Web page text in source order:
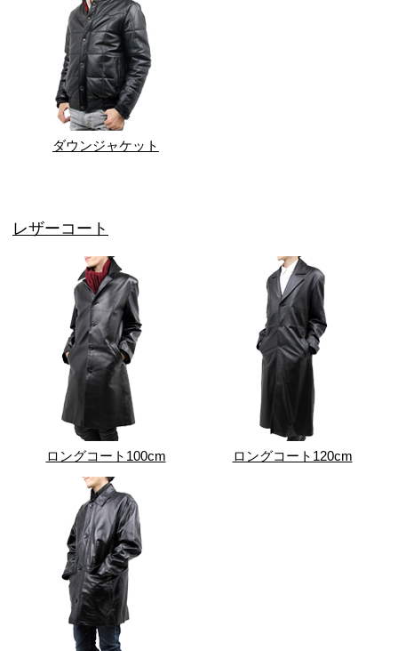
ダウンジャケット
レザーコート
ロングコート100cm ロングコート120cm